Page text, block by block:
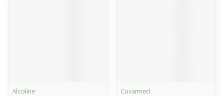
Alcoline
Covarmed